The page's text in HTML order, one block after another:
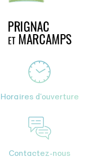
Horaires d'ouverture
Contactez-nous